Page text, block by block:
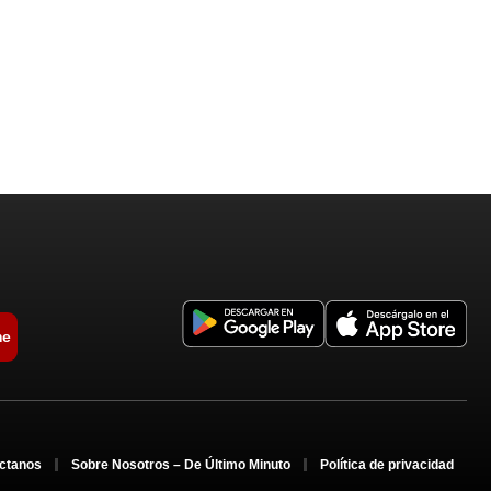
Sobre Nosotros – De Último Minuto Política de privacidad